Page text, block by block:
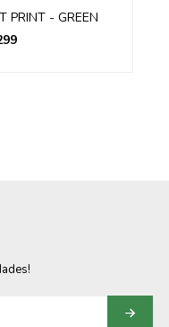
PRINT - GREEN